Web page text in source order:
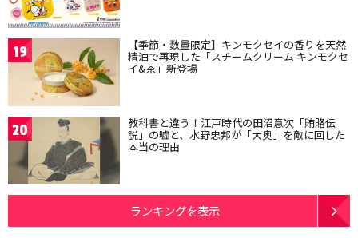
19 【季節・数量限定】キンモクセイの香りを天然
精油で再現した「スチームクリーム キンモクセ
イ&茶」新登場
20 教科書と違う！江戸時代の田沼意次「賄賂伝
説」の嘘と、水野忠邦が「大奥」を敵に回した
本当の理由
ランキングを表示